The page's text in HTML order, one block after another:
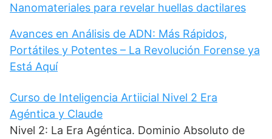
Nanomateriales para revelar huellas dactilares
Avances en Análisis de ADN: Más Rápidos,
Portátiles y Potentes – La Revolución Forense ya
Está Aquí
Curso de Inteligencia Artiicial Nivel 2 Era
Agéntica y Claude
Nivel 2: La Era Agéntica. Dominio Absoluto de